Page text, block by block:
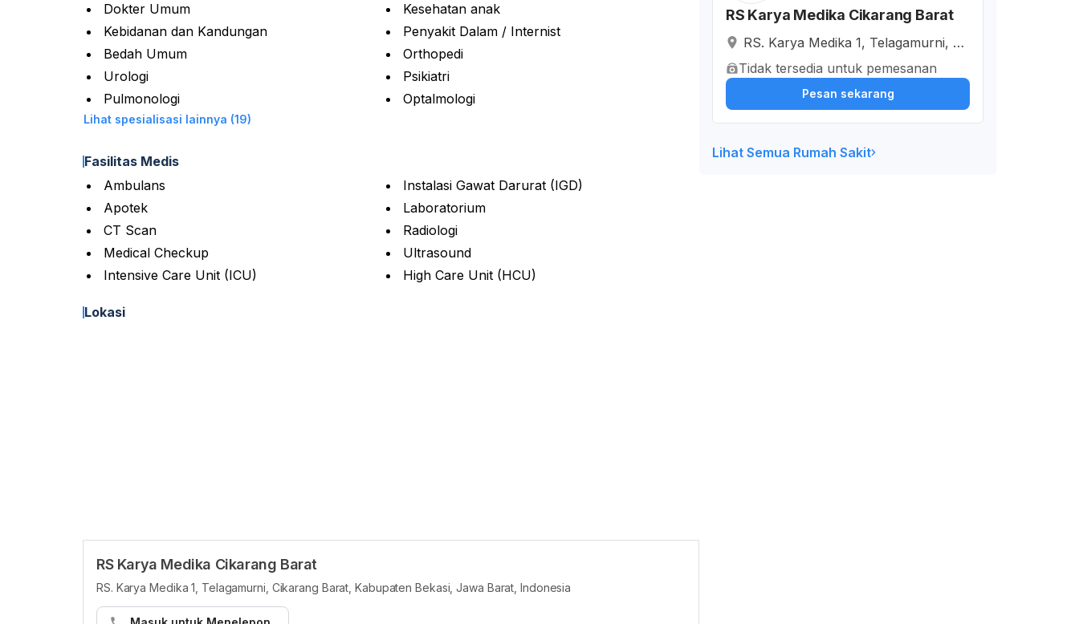
Dokter Umum
Kesehatan anak
Kebidanan dan Kandungan
Penyakit Dalam / Internist
Bedah Umum
Orthopedi
Urologi
Psikiatri
Pulmonologi
Optalmologi
Lihat spesialisasi lainnya (19)
Fasilitas Medis
Ambulans
Instalasi Gawat Darurat (IGD)
Apotek
Laboratorium
CT Scan
Radiologi
Medical Checkup
Ultrasound
Intensive Care Unit (ICU)
High Care Unit (HCU)
Lokasi
RS Karya Medika Cikarang Barat
RS. Karya Medika 1, Telagamurni, Cikarang Barat, Kabupaten Bekasi, Jawa Barat, Indonesia
RS Karya Medika Cikarang Barat
RS. Karya Medika 1, Telagamurni, Ci
karang Barat, Kabupaten Bekasi, Ja
wa Barat, Indonesia
Tidak tersedia untuk pemesanan
Pesan sekarang
Lihat Semua Rumah Sakit